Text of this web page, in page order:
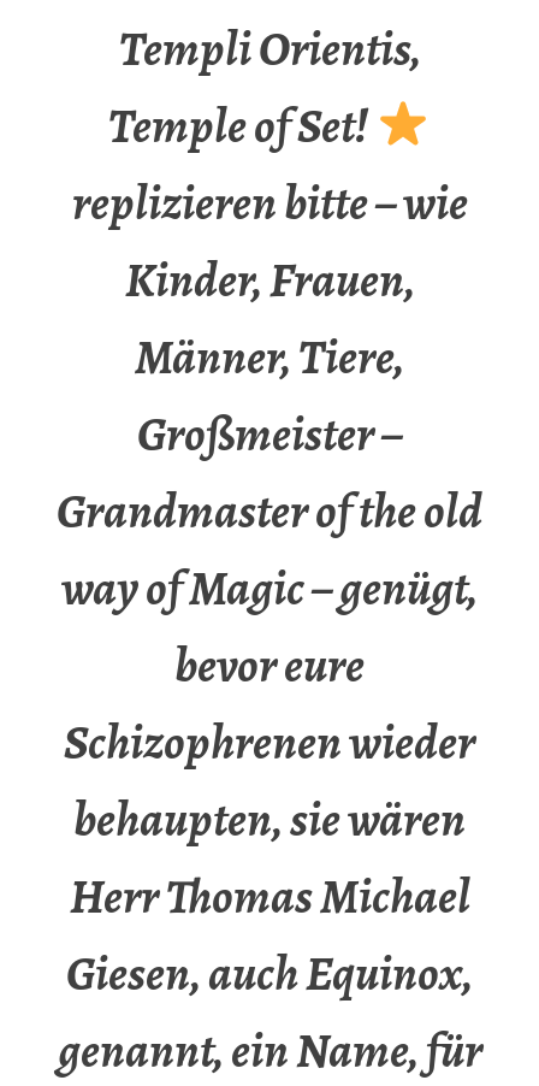
Templi Orientis,
Temple of Set!
replizieren bitte – wie
Kinder, Frauen,
Männer, Tiere,
Großmeister –
Grandmaster of the old
way of Magic – genügt,
bevor eure
Schizophrenen wieder
behaupten, sie wären
Herr Thomas Michael
Giesen, auch Equinox,
genannt, ein Name, für